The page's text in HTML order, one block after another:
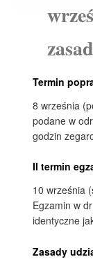
Termin
8 września
podane w
godzin
II termin
10 września
Egzamin w
identyczne
Zasady